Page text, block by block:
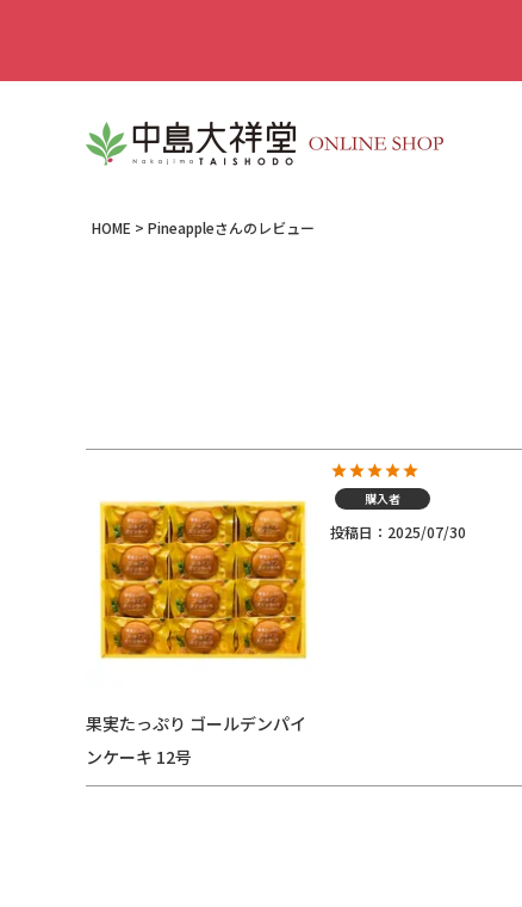
HOME Pineappleさんのレビュー
果実たっぷり ゴールデンパイ
ンケーキ 12号
購入者
投稿日 2025/07/30